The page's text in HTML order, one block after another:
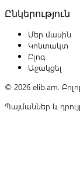
Ընկերություն
Մեր մասին
Կոնտակտ
Բլոգ
Աջակցել
© 2026 elib.am.
Պայմաններ և